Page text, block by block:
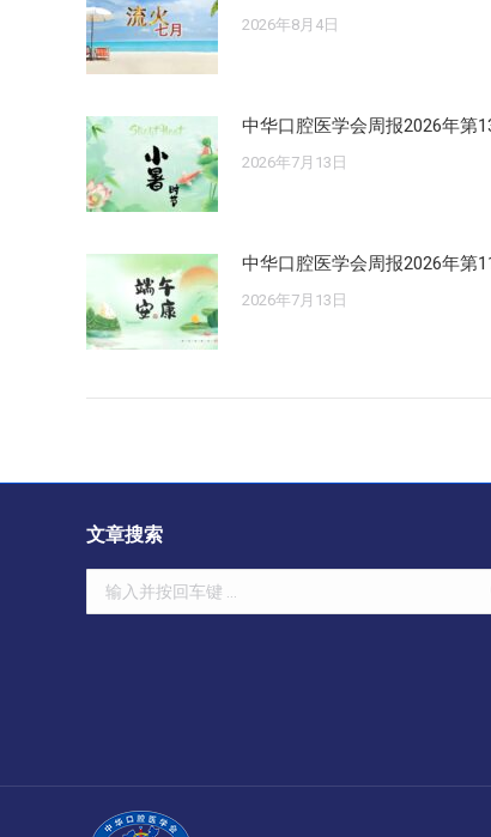
2026年8月4日
中华口腔医学会周报2026年第
2026年7月13日
中华口腔医学会周报2026年第
2026年7月13日
文章搜索
Search: